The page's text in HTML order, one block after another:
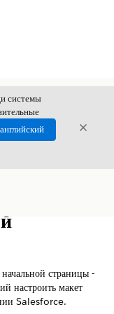
системы
страницы -
настроить макет
Salesforce.